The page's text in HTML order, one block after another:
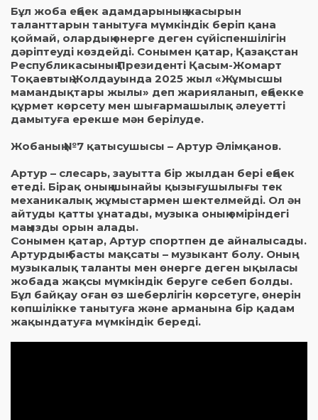
Бұл жоба еңбек адамдарының жасырын
таланттарын танытуға мүмкіндік беріп қана
қоймай, олардың өнерге деген сүйіспеншілігін
дәріптеуді көздейді. Сонымен қатар, Қазақстан
Республикасының Президенті Қасым-Жомарт
Тоқаевтың Жолдауында 2025 жыл «Жұмысшы
мамандықтары жылы» деп жарияланып, еңбекке
құрмет көрсету мен шығармашылық әлеуетті
дамытуға ерекше мән берілуде.
Жобаның №7 қатысушысы – Артур Әлімқанов.
Артур – слесарь, зауытта бір жылдан бері еңбек
етеді. Бірақ оның шынайы қызығушылығы тек
механикалық жұмыстармен шектелмейді. Ол ән
айтуды қатты ұнатады, музыка оның өміріндегі
маңызды орын алады.
Сонымен қатар, Артур спортпен де айналысады.
Артурдың басты мақсаты – музыкант болу. Оның
музыкалық таланты мен өнерге деген ықыласы
жобада жақсы мүмкіндік беруге себеп болды.
Бұл байқау оған өз шеберлігін көрсетуге, өнерін
көпшілікке танытуға және арманына бір қадам
жақындатуға мүмкіндік береді.